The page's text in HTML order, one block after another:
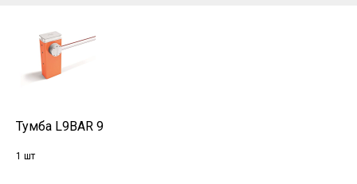
Тумба L9BAR 9
1 шт